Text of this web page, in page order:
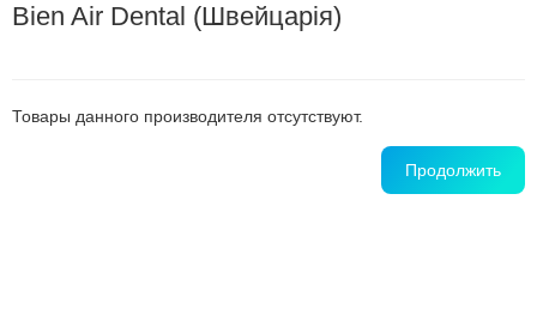
Bien Air Dental (Швейцарія)
Товары данного производителя отсутствуют.
Продолжить